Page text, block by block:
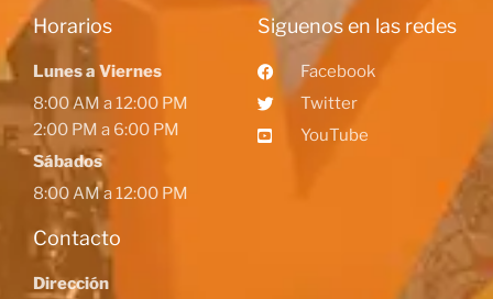
Horarios
Lunes a Viernes
8:00 AM a 12:00 PM
2:00 PM a 6:00 PM
Sábados
8:00 AM a 12:00 PM
Contacto
Dirección
Siguenos en las redes
Facebook
Twitter
YouTube